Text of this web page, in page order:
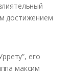
достижением
его
максим